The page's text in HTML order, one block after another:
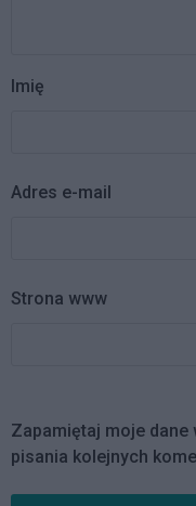
Imię
Adres e-mail
Strona www
Zapamiętaj moje
pisania kolejnych